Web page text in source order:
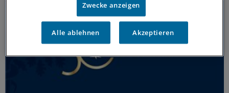
Zwecke anzeigen
Alle ablehnen Akzeptieren